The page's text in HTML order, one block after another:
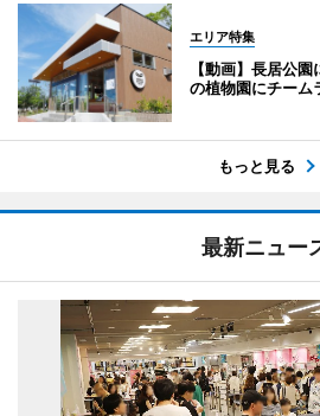
エリア特集
【動画】長居公
の植物園にチーム
もっと見る
最新ニュー